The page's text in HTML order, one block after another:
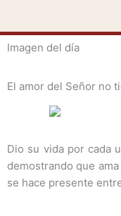
contenido
Imagen del día
El amor del Señor no
Dio su vida por cada
demostrando que
se hace presente